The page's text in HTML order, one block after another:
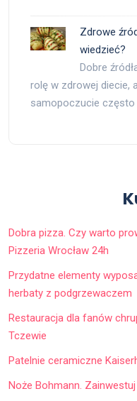
Zdrowe
wiedzieć?
Dobre
rolę w zdrowej diecie,
samopoczucie często
Dobra pizza. Czy warto
Pizzeria Wrocław 24h
Przydatne elementy
herbaty z podgrzewaczem
Restauracja dla fanów
Tczewie
Patelnie ceramiczne
Noże Bohmann.